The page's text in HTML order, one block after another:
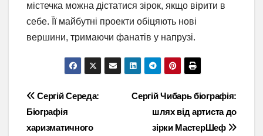
містечка можна дістатися зірок, якщо вірити в
себе. Її майбутні проекти обіцяють нові
вершини, тримаючи фанатів у напрузі.
Навігація
записів
Сергій Чибарь біографія:
шлях від артиста до
зірки МастерШеф
Сергій Середа:
Біографія
харизматичного